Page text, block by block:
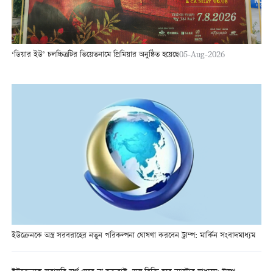
‘ডিয়ার ইউ’ চলচ্চিত্রটির ভিয়েতনামে প্রিমিয়ার অনুষ্ঠিত হয়েছে05-Aug-2026
ইউক্রেনকে অস্ত্র সরবরাহের নতুন পরিকল্পনা ঘোষণা করবেন ট্রাম্প: মার্কিন সংবাদমাধ্যম